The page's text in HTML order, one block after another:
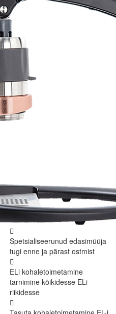
Spetsialiseerunud edasimüüja
tugi enne ja pärast ostmist
ELi kohaletoimetamine
tarnimine kõikidesse ELi
riikidesse